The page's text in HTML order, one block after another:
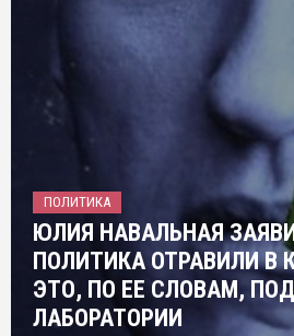
ПОЛИТИКА
ЮЛИЯ НАВАЛЬНАЯ
ПОЛИТИКА ОТРАВИЛИ В
ЭТО, ПО ЕЕ СЛОВАМ,
ЛАБОРАТОРИИ